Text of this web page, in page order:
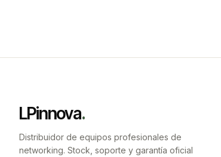
LPinnova.
Distribuidor de equipos profesionales de
networking. Stock, soporte y garantía oficial